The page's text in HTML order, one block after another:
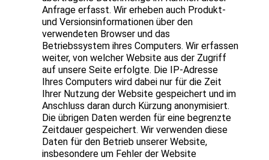
Anfrage erfasst. Wir erheben auch Produkt-
und Versionsinformationen über den
verwendeten Browser und das
Betriebssystem ihres Computers. Wir erfassen
weiter, von welcher Website aus der Zugriff
auf unsere Seite erfolgte. Die IP-Adresse
Ihres Computers wird dabei nur für die Zeit
Ihrer Nutzung der Website gespeichert und im
Anschluss daran durch Kürzung anonymisiert.
Die übrigen Daten werden für eine begrenzte
Zeitdauer gespeichert. Wir verwenden diese
Daten für den Betrieb unserer Website,
insbesondere um Fehler der Website